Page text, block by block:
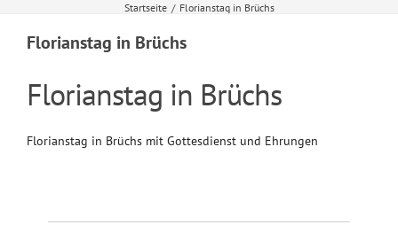
Startseite / Florianstag in Brüchs
Florianstag in Brüchs
Florianstag in Brüchs
Florianstag in Brüchs mit Gottesdienst und Ehrungen